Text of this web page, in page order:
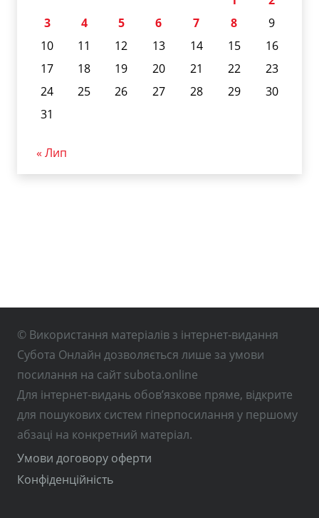
3
4 5 6 7 8
9
10
11 12 13 14 15
16
17
18 19 20 21 22
23
24
25 26 27 28 29
30
31
« Лип
© Використання матеріалів з інтернет-видання
Субота Онлайн дозволяється лише за умови
посилання на сайт subota.online
Для інтернет-видань обов’язкове пряме, відкрите
для пошукових систем гіперпосилання у першому
абзаці на конкретний матеріал.
Умови договору оферти
Конфіденційність